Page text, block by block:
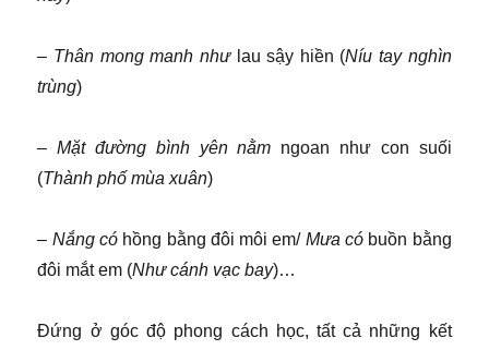
– Thân mong manh như lau sậy hiền (Níu tay nghìn
trùng)
–Mặt đường bình yên nằm ngoan như con suối
(Thành phố mùa xuân)
– Nắng có hồng bằng đôi môi em/ Mưa cóbuồn bằng
đôi mắt em (Như cánh vạc bay)…
Đứng ở góc độ phong cách học, tất cả những kết